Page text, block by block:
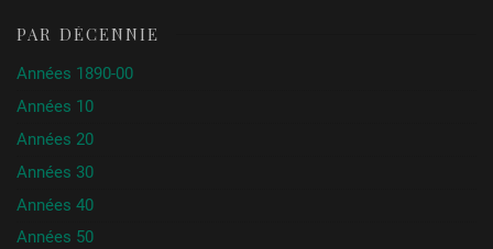
PAR DÉCENNIE
Années 1890-00
Années 10
Années 20
Années 30
Années 40
Années 50